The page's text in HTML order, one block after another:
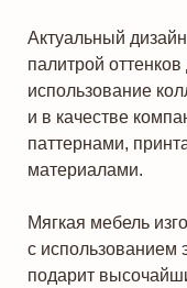
Актуальный
палитрой
использование
и в качестве
паттернами,
материалами.
Мягкая мебель
с использованием
подарит